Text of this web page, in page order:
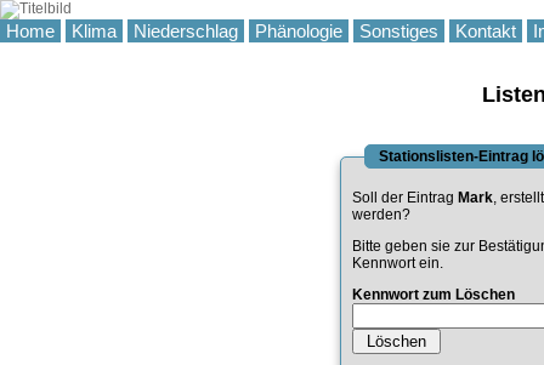
Home Klima Niederschlag Phänologie Sonstiges Kontakt
Stationslisten-Eintrag
Soll der Eintrag Mark,
werden?
Bitte geben sie zur
Kennwort ein.
Kennwort zum Löschen